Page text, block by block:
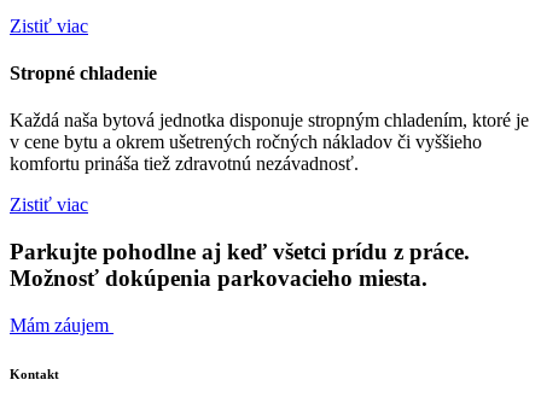
Zistiť viac
Stropné chladenie
Každá naša bytová jednotka disponuje stropným chladením, ktoré je
v cene bytu a okrem ušetrených ročných nákladov či vyššieho
komfortu prináša tiež zdravotnú nezávadnosť.
Zistiť viac
Parkujte pohodlne aj keď všetci prídu z práce.
Možnosť dokúpenia parkovacieho miesta.
Mám záujem
Kontakt